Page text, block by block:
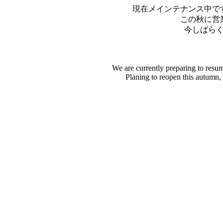
現在メインテナンス中
この秋に営
今しばら
We are currently preparing to
Planing to reopen this